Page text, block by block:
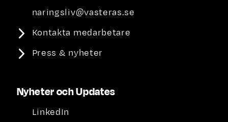
naringsliv@vasteras.se
Kontakta medarbetare
Press & nyheter
Nyheter och Updates
LinkedIn